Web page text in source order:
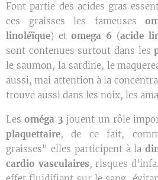
Font partie des acides gras
ces graisses les fameuses
linoléïque) etomega 6 (acide
sont contenues surtout dans les
le saumon, la sardine, le
aussi, mai attention à la
trouve aussi dans les noix, les
Lesoméga 3 jouent un rôle
plaquettaire, de ce fait,
graisses" elles participent à la
cardio vasculaires, risques